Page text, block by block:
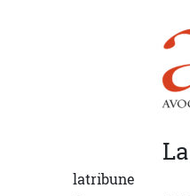
La
latribune